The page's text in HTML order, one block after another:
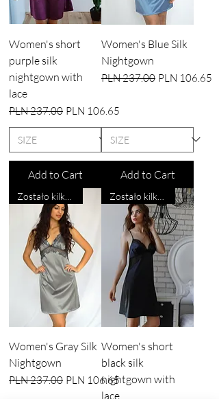
Women's short
purple silk
nightgown with
lace
Regular Price
PLN 237.00 Sale Price
PLN 106.65
Add to Cart
Women's Blue Silk
Nightgown
Regular Price
PLN 237.00 Sale Price
PLN 106.65
Add to Cart
Women's Gray Silk
Nightgown
Regular Price
PLN 237.00 Sale Price
PLN 106.65
Women's short
black silk
nightgown with
lace